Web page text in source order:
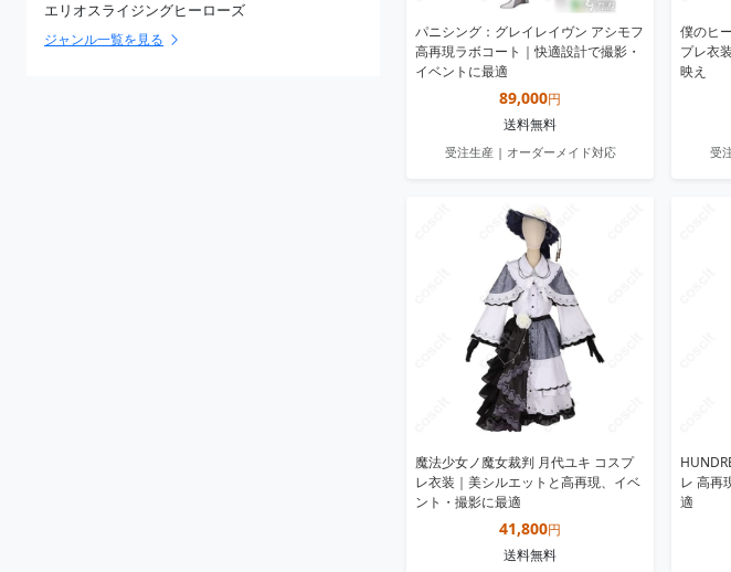
エリオスライジングヒーローズ
ジャンル一覧を見る
パニシング：グレイレイヴン アシモフ
高再現ラボコート｜快適設計で撮影・
イベントに最適
89,000円
送料無料
受注生産 | オーダーメイド対応
僕のヒ
プレ衣
映え
受
魔法少女ノ魔女裁判 月代ユキ コスプ
レ衣装｜美シルエットと高再現、イベ
ント・撮影に最適
41,800円
送料無料
レ 高再
適